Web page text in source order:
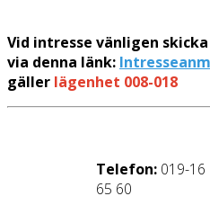
Vid intresse vänligen
via denna länk:
gäller lägenhet 008-018
Telefon: 019-16
65 60